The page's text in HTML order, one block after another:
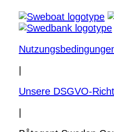
Unsere DSGVO-